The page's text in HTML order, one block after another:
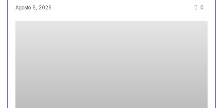
Agosto 6, 2026 0